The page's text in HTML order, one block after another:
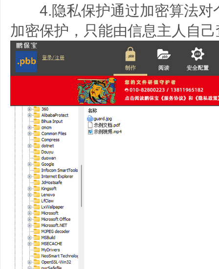
4.隐私保护通过加密算法对
加密保护，只能由信息主人自